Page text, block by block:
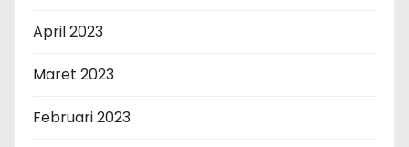
April 2023
Maret 2023
Februari 2023